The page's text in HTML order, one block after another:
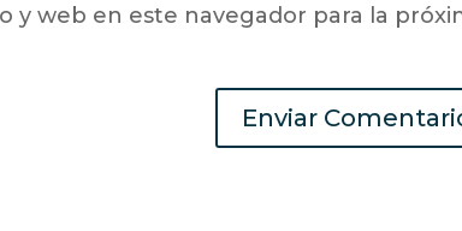
y web en este navegador para la